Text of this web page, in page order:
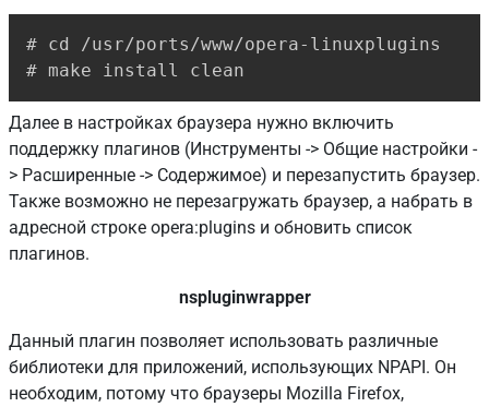
# cd /usr/ports/www/opera-linuxplugins
# make install clean
Далее в настройках браузера нужно включить
поддержку плагинов (Инструменты -> Общие настройки -
> Расширенные -> Содержимое) и перезапустить браузер.
Также возможно не перезагружать браузер, а набрать в
адресной строке opera:plugins и обновить список
плагинов.
nspluginwrapper
Данный плагин позволяет использовать различные
библиотеки для приложений, использующих NPAPI. Он
необходим, потому что браузеры Mozilla Firefox,